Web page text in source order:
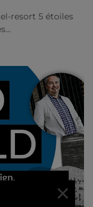
×
resort 5 étoiles